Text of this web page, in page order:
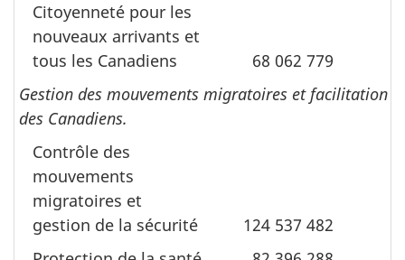
Citoyenneté pour les
nouveaux arrivants et
tous les Canadiens
68 062 779
Gestion des mouvements migratoires et facilitation
des Canadiens.
Contrôle des
mouvements
migratoires et
gestion de la sécurité
124 537 482